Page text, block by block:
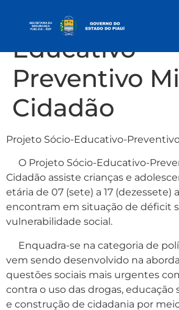
Projeto Sócio-
Educativo-
Preventivo
Cidadão
Projeto Sócio-Educativo-
O Projeto Sócio-Educativo-
Cidadão assiste crianças e
etária de 07 (sete) a 17 (dezessete)
encontram em situação de déficit
vulnerabilidade social.
Enquadra-se na categoria de
vem sendo desenvolvido na
questões sociais mais urgentes
contra o uso das drogas, educação
e construção de cidadania por